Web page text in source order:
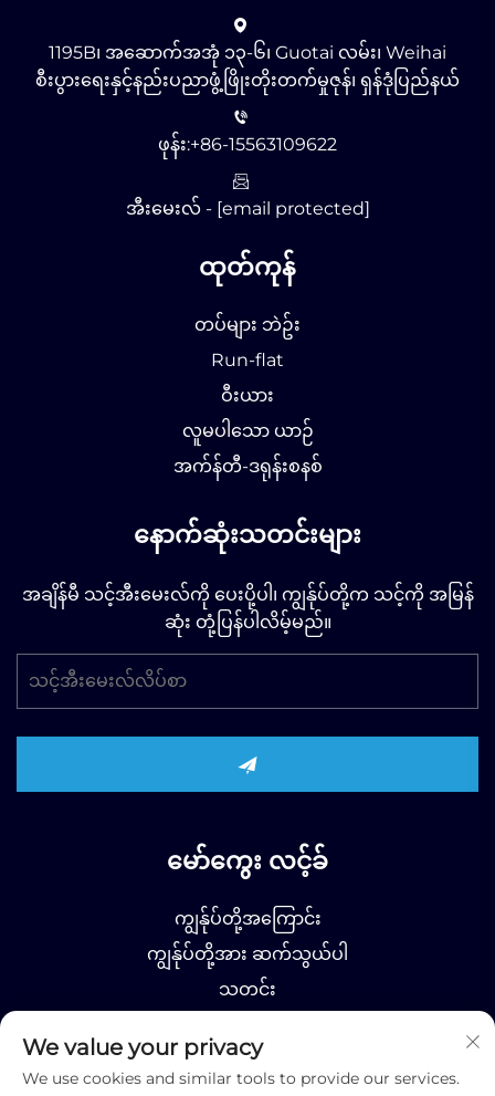
1195B၊ အဆောက်အအုံ ၁၃-၆၊ Guotai လမ်း၊ Weihai
စီးပွားရေးနှင့်နည်းပညာဖွံ့ဖြိုးတိုးတက်မှုဇုန်၊ ရှန်ဒုံပြည်နယ်
ဖုန်း:+86-15563109622
အီးမေးလ် - [email protected]
ထုတ်ကုန်
တပ်များ ဘဲဥ်း
Run-flat
ဝီးယား
လူမပါသော ယာဉ်
အက်န်တီ-ဒရုန်းစနစ်
နောက်ဆုံးသတင်းများ
အချိန်မီ သင့်အီးမေးလ်ကို ပေးပို့ပါ၊ ကျွန်ုပ်တို့က သင့်ကို အမြန်
ဆုံး တုံ့ပြန်ပါလိမ့်မည်။
မော်ကွေး လင့်ခ်
ကျွန်ုပ်တို့အကြောင်း
ကျွန်ုပ်တို့အား ဆက်သွယ်ပါ
သတင်း
We value your privacy
We use cookies and similar tools to provide our services.